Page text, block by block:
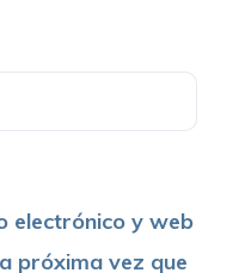
electrónico y web
próxima vez que